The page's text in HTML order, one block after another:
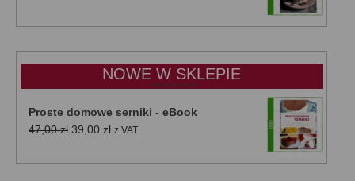
od
do
50,00 zł
NOWE W SKLEPIE
Proste domowe serniki - eBook
47,00zł Pierwotna
wynosiła:
39,00 złAktualna
wynosi:
z VAT